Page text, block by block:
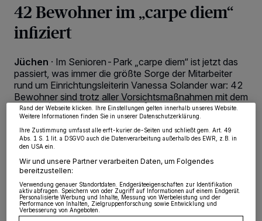
42 Bewohner im „carpe diem“
infiziert
Jüchen · Im Senioren-Park „carpe diem“ ist jetzt das
passiert, was immer die größte Sorge der Mitarbeiter
rund um Einrichtungsleiterin Vanessa Solander war: 42
Bewohner sind trotz aller Vorsichtsmaßnahmen mit dem
Corona-Virus infiziert. Dadurch schießen die
Infizierten-Zahlen in Jüchen auf 102 (Stand Mittwoch
abend). Der höchste Wert, den unsere Stadt während
der Corona-Pandemie je hatte.
15.01.2021 , 09:59 Uhr Eine Minute Lesezeit
von OK aktivieren Sie Tracking-Technologien für die unter „Wir und unsere
Partner verarbeiten Daten, um Ihnen Dienste bereitzustellen“ aufgeführten
Zwecke. Wenn Tracker deaktiviert sind, sind manche Inhalte und Anzeigen
möglicherweise nicht mehr so relevant für Sie. Sie können dieses Menü jederzeit
wieder aufrufen, um Ihre Einstellungen zu ändern oder Ihre Einwilligung zu
widerrufen, indem Sie auf den Link Einstellungen oder Ablehnen am unteren
Rand der Webseite klicken. Ihre Einstellungen gelten innerhalb unseres Website.
Weitere Informationen finden Sie in unserer Datenschutzerklärung.
Ihre Zustimmung umfasst alle erft-kurier.de-Seiten und schließt gem. Art. 49
Abs. 1 S. 1 lit. a DSGVO auch die Datenverarbeitung außerhalb des EWR, z.B. in
den USA ein.
Wir und unsere Partner verarbeiten Daten, um Folgendes
bereitzustellen:
Verwendung genauer Standortdaten. Endgeräteeigenschaften zur Identifikation
aktiv abfragen. Speichern von oder Zugriff auf Informationen auf einem Endgerät.
Personalisierte Werbung und Inhalte, Messung von Werbeleistung und der
Performance von Inhalten, Zielgruppenforschung sowie Entwicklung und
Verbesserung von Angeboten.